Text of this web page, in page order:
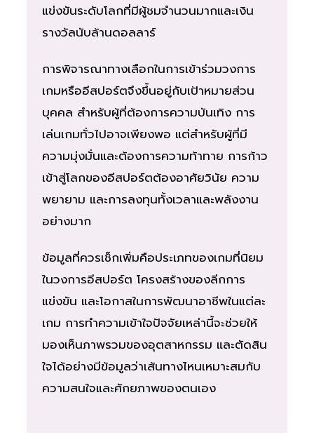
แข่งขันระดับโลกที่มีผู้ชมจำนวนมากและเงิน
รางวัลนับล้านดอลลาร์
การพิจารณาทางเลือกในการเข้าร่วมวงการ
เกมหรืออีสปอร์ตจึงขึ้นอยู่กับเป้าหมายส่วน
บุคคล สำหรับผู้ที่ต้องการความบันเทิง การ
เล่นเกมทั่วไปอาจเพียงพอ แต่สำหรับผู้ที่มี
ความมุ่งมั่นและต้องการความท้าทาย การก้าว
เข้าสู่โลกของอีสปอร์ตต้องอาศัยวินัย ความ
พยายาม และการลงทุนทั้งเวลาและพลังงาน
อย่างมาก
ข้อมูลที่ควรเช็กเพิ่มคือประเภทของเกมที่นิยม
ในวงการอีสปอร์ต โครงสร้างของลีกการ
แข่งขัน และโอกาสในการพัฒนาอาชีพในแต่ละ
เกม การทำความเข้าใจปัจจัยเหล่านี้จะช่วยให้
มองเห็นภาพรวมของอุตสาหกรรม และตัดสิน
ใจได้อย่างมีข้อมูลว่าเส้นทางไหนเหมาะสมกับ
ความสนใจและศักยภาพของตนเอง